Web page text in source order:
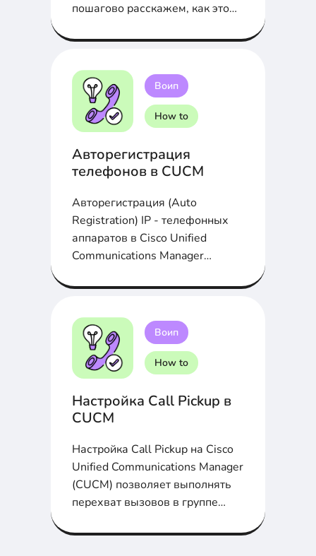
пошагово расскажем, как это
Воип
How to
Авторегистрация
телефонов в CUCM
Авторегистрация (Auto
Registration) IP - телефонных
аппаратов в Cisco Unified
Communications Manager
Воип
How to
Настройка Call Pickup в
CUCM
Настройка Call Pickup на Cisco
Unified Communications Manager
(CUCM) позволяет выполнять
перехват вызовов в группе